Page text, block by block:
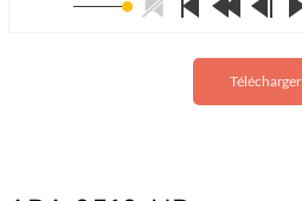
Télécharger